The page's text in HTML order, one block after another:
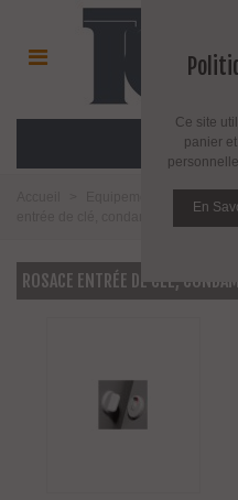
ROSACE ENTRÉE DE CLÉ,
Ce site
panier
En